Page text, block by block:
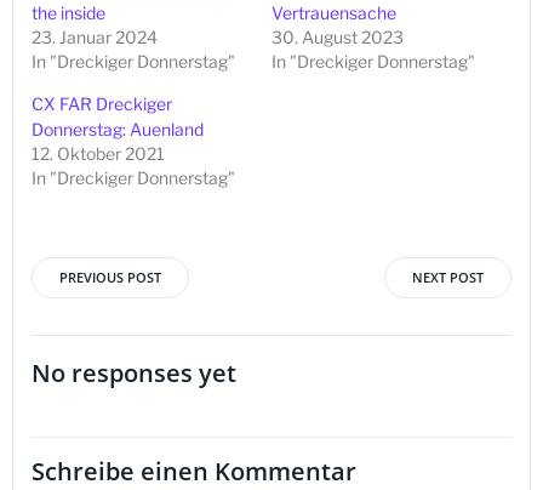
the inside
23. Januar 2024
In "Dreckiger Donnerstag"
Vertrauensache
30. August 2023
In "Dreckiger Donnerstag"
CX FAR Dreckiger
Donnerstag: Auenland
12. Oktober 2021
In "Dreckiger Donnerstag"
Beitragsnavigation
PREVIOUS POST NEXT POST
No responses yet
Schreibe einen Kommentar